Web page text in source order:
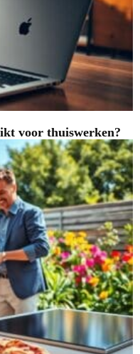
voor thuiswerken?